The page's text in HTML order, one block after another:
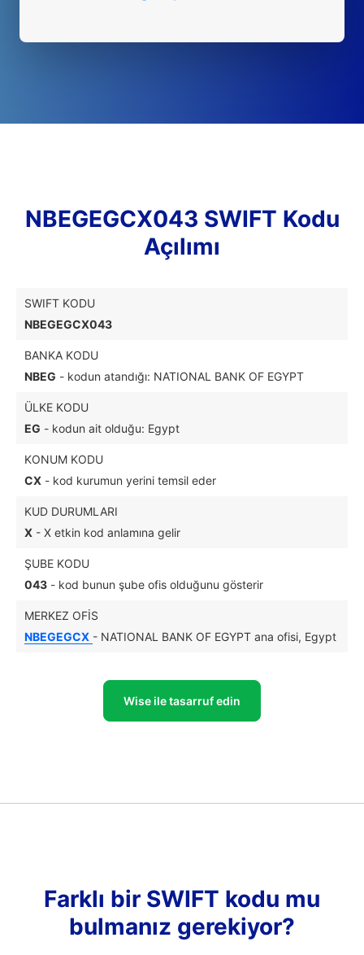
NBEGEGCX043 SWIFT Kodu
Açılımı
SWIFT KODU
NBEGEGCX043
BANKA KODU
NBEG - kodun atandığı: NATIONAL BANK OF EGYPT
ÜLKE KODU
EG - kodun ait olduğu: Egypt
KONUM KODU
CX - kod kurumun yerini temsil eder
KUD DURUMLARI
X - X etkin kod anlamına gelir
ŞUBE KODU
043 - kod bunun şube ofis olduğunu gösterir
MERKEZ OFIS
NBEGEGCX - NATIONAL BANK OF EGYPT ana ofisi, Egypt
Wise ile tasarruf edin
Farklı bir SWIFT kodu mu
bulmanız gerekiyor?